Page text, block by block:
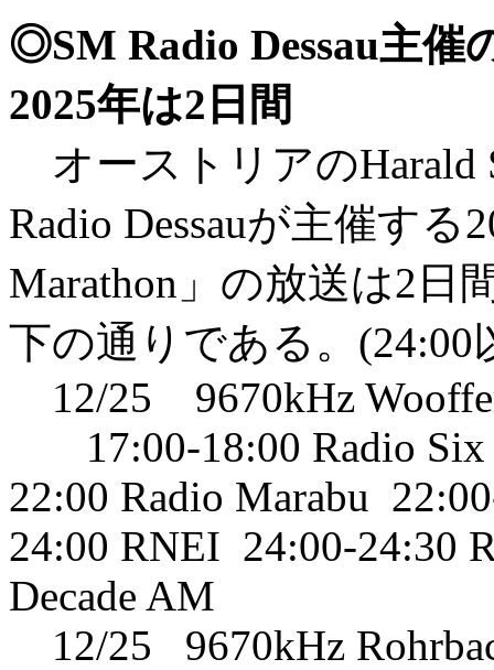
◎SM Radio Dessau主催
2025年は2日間
オーストリアのHarald
Radio Dessauが主催する
Marathon」の放送は2日
下の通りである。(24:00
12/25 9670kHz
17:00-18:00 Radio Six
22:00 Radio Marabu
24:00 RNEI 24:00-24:30
Decade AM
12/25 9670kHz